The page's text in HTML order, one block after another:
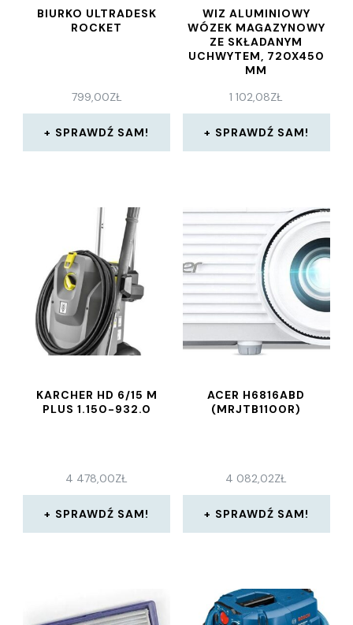
BIURKO ULTRADESK
ROCKET
799,00ZŁ
SPRAWDŹ SAM!
WIZ ALUMINIOWY
WÓZEK MAGAZYNOWY
ZE SKŁADANYM
UCHWYTEM, 720X450
MM
1 102,08ZŁ
SPRAWDŹ SAM!
KARCHER HD 6/15 M
PLUS 1.150-932.0
4 478,00ZŁ
SPRAWDŹ SAM!
ACER H6816ABD
(MRJTB1100R)
4 082,02ZŁ
SPRAWDŹ SAM!